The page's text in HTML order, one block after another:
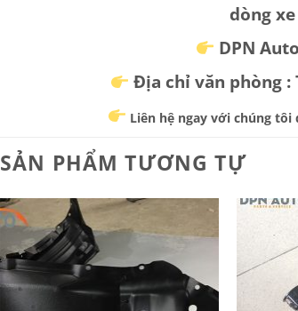
dòng
DPN
Địa chỉ văn phòng :
Liên hệ ngay với chúng tôi
SẢN PHẨM TƯƠNG TỰ